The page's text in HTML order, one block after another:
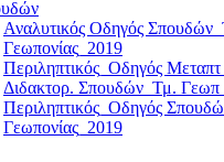
Αναλυτικός Οδηγός
Γεωπονίας_2019
Περιληπτικός_Οδηγός
Διδακτορ. Σπουδών_Τμ.
Περιληπτικός_Οδηγός
Γεωπονίας_2019